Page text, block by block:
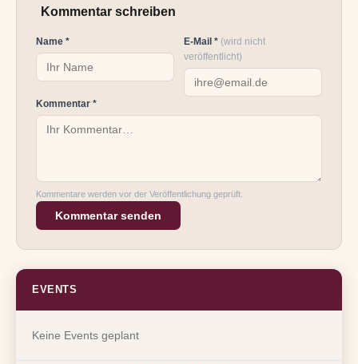
Kommentar schreiben
Name * E-Mail * (wird nicht
veröffentlicht)
Kommentar *
Kommentare werden vor der Veröffentlichung geprüft.
Kommentar senden
EVENTS
Keine Events geplant